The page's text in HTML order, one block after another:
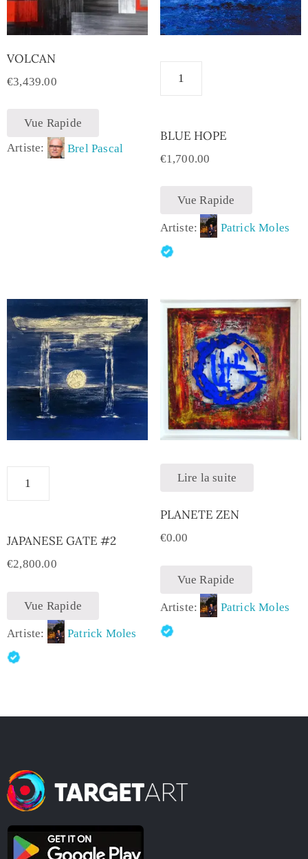
VOLCAN
€3,439.00
Vue Rapide
Artiste:
Brel Pascal
BLUE HOPE
€1,700.00
Vue Rapide
Artiste: Patrick Moles
JAPANESE GATE #2
€2,800.00
Vue Rapide
Artiste: Patrick Moles
Lire la suite
PLANETE ZEN
€0.00
Vue Rapide
Artiste: Patrick Moles